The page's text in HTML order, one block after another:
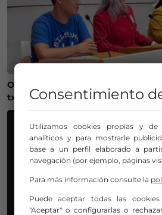
Onintza Enbeita y Ainhoa Urrejola,
txupinera de Aste Nagusia 2026
Consentimiento
Utilizamos cookies propias y de
analíticos y para mostrarle
base a un perfil elaborado a
navegación (por ejemplo, páginas
Para más información consulte la
Puede aceptar todas las
"Aceptar" o configurarlas o